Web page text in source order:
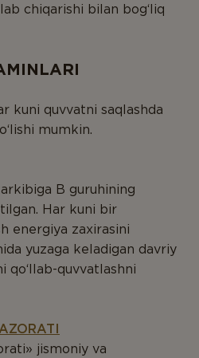
chiqarishi bilan bog‘liq
kuni quvvatni saqlashda
mumkin.
B guruhining
Har kuni bir
energiya zaxirasini
yuzaga keladigan davriy
qo‘llab-quvvatlashni
jismoniy va